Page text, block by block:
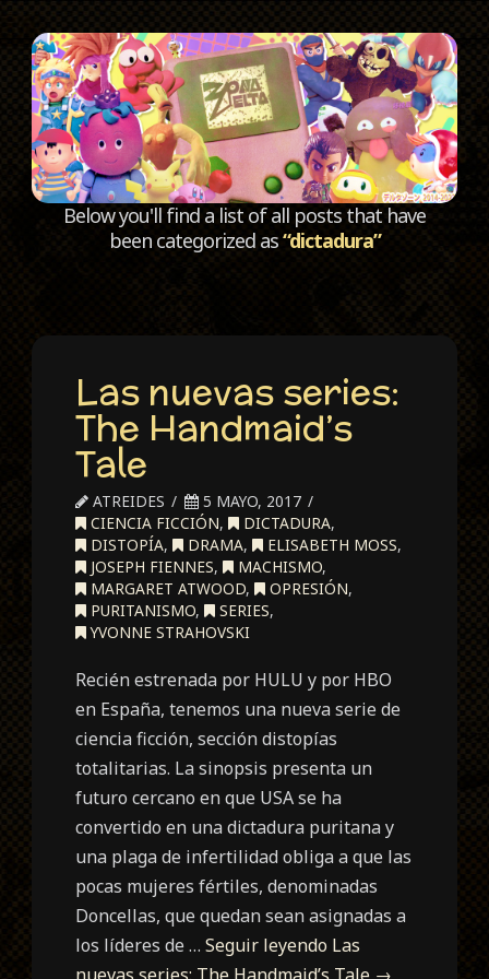
Below you'll find a list of all posts that have
been categorized as“dictadura”
Las nuevas series:
The Handmaid’s
Tale
ATREIDES
5 MAYO, 2017
CIENCIA FICCIÓN, DICTADURA,
DISTOPÍA, DRAMA, ELISABETH MOSS,
JOSEPH FIENNES, MACHISMO,
MARGARET ATWOOD, OPRESIÓN,
PURITANISMO, SERIES,
YVONNE STRAHOVSKI
Recién estrenada por HULU y por HBO
en España, tenemos una nueva serie de
ciencia ficción, sección distopías
totalitarias. La sinopsis presenta un
futuro cercano en que USA se ha
convertido en una dictadura puritana y
una plaga de infertilidad obliga a que las
pocas mujeres fértiles, denominadas
Doncellas, que quedan sean asignadas a
los líderes de …Seguir leyendo Las